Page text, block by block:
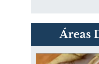
Áreas
PVC